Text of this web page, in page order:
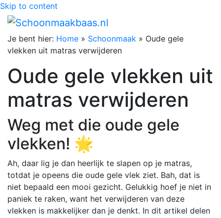
Skip to content
Je bent hier: Home » Schoonmaak » Oude gele
vlekken uit matras verwijderen
Oude gele vlekken uit
matras verwijderen
Weg met die oude gele
vlekken! 🌟
Ah, daar lig je dan heerlijk te slapen op je matras,
totdat je opeens die oude gele vlek ziet. Bah, dat is
niet bepaald een mooi gezicht. Gelukkig hoef je niet in
paniek te raken, want het verwijderen van deze
vlekken is makkelijker dan je denkt. In dit artikel delen